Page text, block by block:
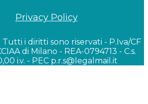
Privacy Policy
Tutti i diritti sono riservati - P.Iva/CF
di Milano - REA-0794713 - C.s.
i.v. - PEC p.r.s@legalmail.it